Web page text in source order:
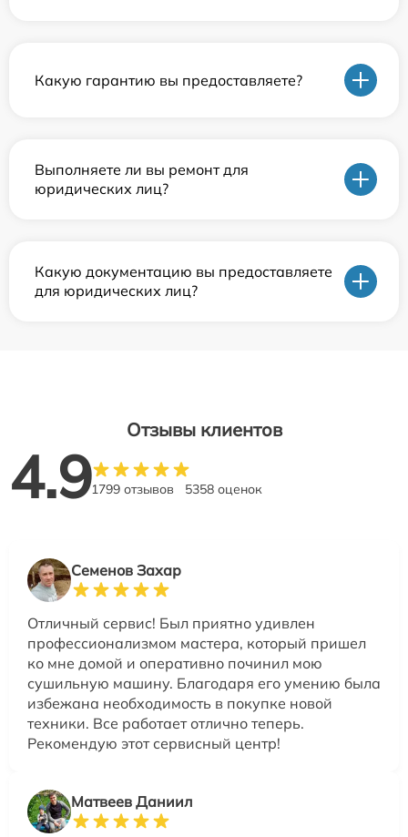
Какую гарантию вы предоставляете?
Выполняете ли вы ремонт для
юридических лиц?
Какую документацию вы предоставляете
для юридических лиц?
Отзывы клиентов
4.91799 отзывов 5358 оценок
Семенов Захар
Отличный сервис! Был приятно удивлен
профессионализмом мастера, который пришел
ко мне домой и оперативно починил мою
сушильную машину. Благодаря его умению была
избежана необходимость в покупке новой
техники. Все работает отлично теперь.
Рекомендую этот сервисный центр!
Матвеев Даниил